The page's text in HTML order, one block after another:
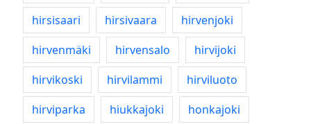
hirsisaari
hirsivaara
hirvenjoki
hirvenmäki
hirvensalo
hirvijoki
hirvikoski
hirvilammi
hirviluoto
hirviparka
hiukkajoki
honkajoki